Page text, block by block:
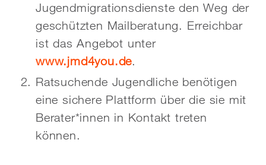
Jugendmigrationsdienste den Weg der
geschützten Mailberatung. Erreichbar
ist das Angebot unter
www.jmd4you.de.
Ratsuchende Jugendliche benötigen
eine sichere Plattform über die sie mit
Berater*innen in Kontakt treten
können.